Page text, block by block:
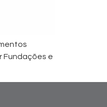
Fundações e